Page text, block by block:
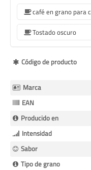
Tostado oscuro
MásCódigo de producto
Marca
EAN
Producido en
Intensidad
Sabor
Tipo de grano